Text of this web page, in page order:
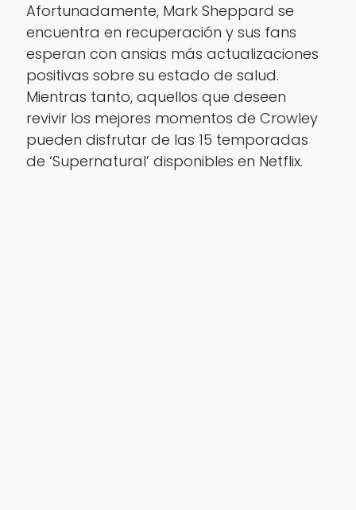
Afortunadamente, Mark Sheppard se
encuentra en recuperación y sus fans
esperan con ansias más actualizaciones
positivas sobre su estado de salud.
Mientras tanto, aquellos que deseen
revivir los mejores momentos de Crowley
pueden disfrutar de las 15 temporadas
de ‘Supernatural’ disponibles en Netflix.